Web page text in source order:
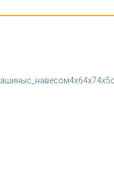
с_навесом4x64x74x5